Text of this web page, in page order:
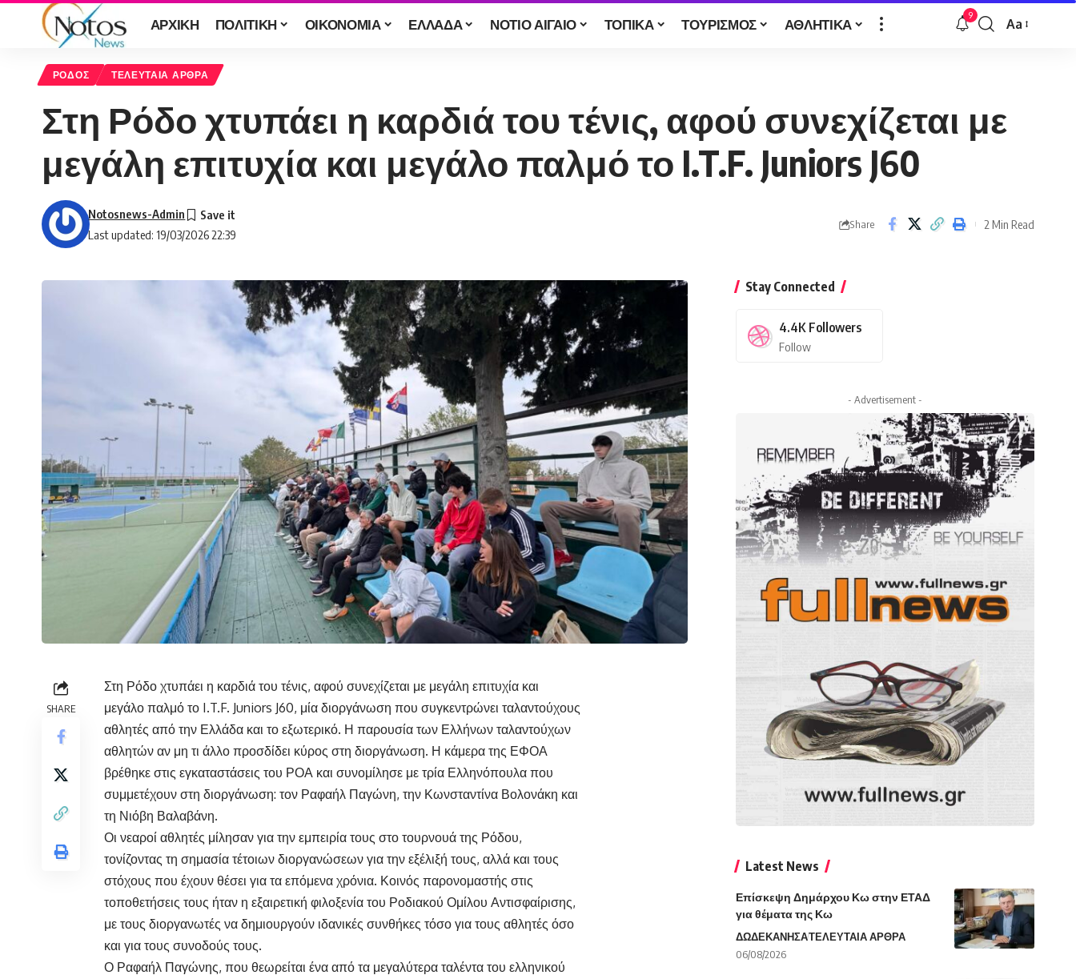
ΑΡΧΙΚΗ ΠΟΛΙΤΙΚΗ ΟΙΚΟΝΟΜΙΑ ΕΛΛΑΔΑ ΝΟΤΙΟ ΑΙΓΑΙΟ ΤΟΠΙΚΑ ΤΟΥΡΙΣΜΟΣ ΑΘΛΗΤΙΚΑ 9
Font
Aa
ΡΟΔΟΣ ΤΕΛΕΥΤΑΙΑ ΑΡΘΡΑ
Στη Ρόδο χτυπάει η καρδιά του τένις, αφού συνεχίζεται με
μεγάλη επιτυχία και μεγάλο παλμό το I.T.F. Juniors J60
Last updated: 19/03/2026 22:39
Notosnews-Admin
Share 2 Min Read
SHARE
Στη Ρόδο χτυπάει η καρδιά του τένις, αφού συνεχίζεται με μεγάλη επιτυχία και
μεγάλο παλμό το I.T.F. Juniors J60, μία διοργάνωση που συγκεντρώνει ταλαντούχους
αθλητές από την Ελλάδα και το εξωτερικό. Η παρουσία των Ελλήνων ταλαντούχων
αθλητών αν μη τι άλλο προσδίδει κύρος στη διοργάνωση. Η κάμερα της ΕΦΟΑ
βρέθηκε στις εγκαταστάσεις του ΡΟΑ και συνομίλησε με τρία Ελληνόπουλα που
συμμετέχουν στη διοργάνωση: τον Ραφαήλ Παγώνη, την Κωνσταντίνα Βολονάκη και
τη Νιόβη Βαλαβάνη.
Οι νεαροί αθλητές μίλησαν για την εμπειρία τους στο τουρνουά της Ρόδου,
τονίζοντας τη σημασία τέτοιων διοργανώσεων για την εξέλιξή τους, αλλά και τους
στόχους που έχουν θέσει για τα επόμενα χρόνια. Κοινός παρονομαστής στις
τοποθετήσεις τους ήταν η εξαιρετική φιλοξενία του Ροδιακού Ομίλου Αντισφαίρισης,
με τους διοργανωτές να δημιουργούν ιδανικές συνθήκες τόσο για τους αθλητές όσο
και για τους συνοδούς τους.
Ο Ραφαήλ Παγώνης, που θεωρείται ένα από τα μεγαλύτερα ταλέντα του ελληνικού
Stay Connected
4.4K Followers
Follow
- Advertisement -
Latest News
Επίσκεψη Δημάρχου Κω στην ΕΤΑΔ
για θέματα της Κω
ΔΩΔΕΚΑΝΗΣΑΤΕΛΕΥΤΑΙΑ ΑΡΘΡΑ
06/08/2026